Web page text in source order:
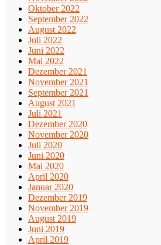
Oktober 2022
September 2022
August 2022
Juli 2022
Juni 2022
Mai 2022
Dezember 2021
November 2021
September 2021
August 2021
Juli 2021
Dezember 2020
November 2020
Juli 2020
Juni 2020
Mai 2020
April 2020
Januar 2020
Dezember 2019
November 2019
August 2019
Juni 2019
April 2019